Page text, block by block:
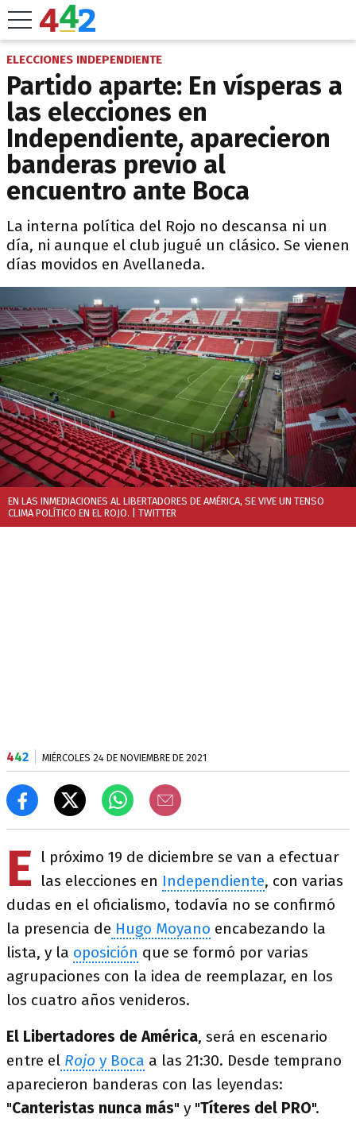
ELECCIONES INDEPENDIENTE
Partido aparte: En vísperas a
las elecciones en
Independiente, aparecieron
banderas previo al
encuentro ante Boca
La interna política del Rojo no descansa ni un
día, ni aunque el club jugué un clásico. Se vienen
días movidos en Avellaneda.
EN LAS INMEDIACIONES AL LIBERTADORES DE AMÉRICA, SE VIVE UN TENSO
CLIMA POLÍTICO EN EL ROJO. | TWITTER
442 MIÉRCOLES 24 DE NOVIEMBRE DE 2021
E
l próximo 19 de diciembre se van a efectuar
las elecciones en Independiente, con varias
dudas en el oficialismo, todavía no se confirmó
la presencia de Hugo Moyano encabezando la
lista, y la oposición que se formó por varias
agrupaciones con la idea de reemplazar, en los
los cuatro años venideros.
El Libertadores de América, será en escenario
entre el Rojo y Boca a las 21:30. Desde temprano
aparecieron banderas con las leyendas:
"Canteristas nunca más" y "Títeres del PRO".